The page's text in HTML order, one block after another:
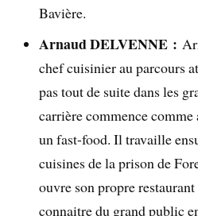
Bavière.
Arnaud DELVENNE :
chef cuisinier au parcours
pas tout de suite dans les
carrière commence comme
un fast-food. Il travaille
cuisines de la prison de
ouvre son propre
connaitre du grand public